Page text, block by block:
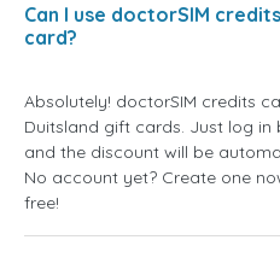
Can I use doctorSIM
card?
Absolutely! doctorSIM credits
Duitsland gift cards. Just log
and the discount will be
No account yet? Create one
free!